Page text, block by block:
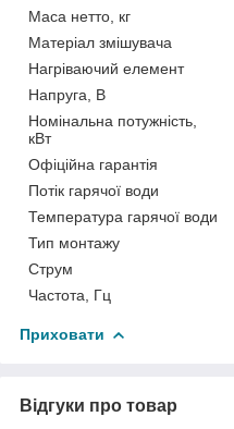
Маса нетто, кг
Матеріал змішувача
Нагріваючий елемент
Напруга, В
Номінальна потужність,
кВт
Офіційна гарантія
Потік гарячої води
Температура гарячої води
Тип монтажу
Струм
Частота, Гц
Приховати
Відгуки про товар